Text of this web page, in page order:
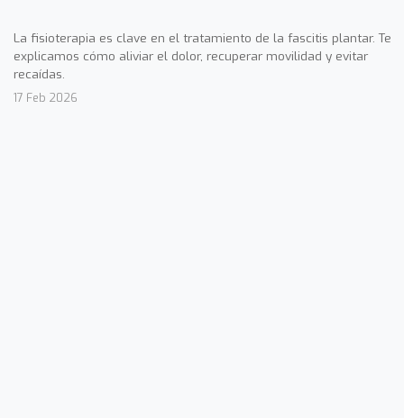
La fisioterapia es clave en el tratamiento de la fascitis plantar. Te
explicamos cómo aliviar el dolor, recuperar movilidad y evitar
recaídas.
17 Feb 2026